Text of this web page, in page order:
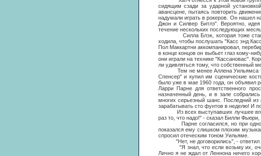
сидящим сзади за ударной
авансцене, пытаясь повторить
надумали играть в рокеров. Он нашел
Джон и Силвер Битлз". Вероятно,
течение нескольких последующих
Силла Блэк, которая тоже станет
ходила, чтобы послушать "Касс энд
Пол Маккартни аккомпанировал,
в конце концов он выбьет глаз кому-
они играли на технике "Кассановас".
ли удивляться тому, что собственный
Тем не менее Аллена Уильямса
Спенсер" и купил им сценические
было уже в мае 1960 года, он объявил
Ларри Парне для ответственного
назначенный день, и в зале
многих серьезный шанс. Последний
зарабатывать сто фунтов в неделю! И
Из всех выступавших лучшее
раз то, что надо!" - сказал Билли
Парне согласился, но при одном
показался ему слишком плохим
спросил отеческим тоном Уильяме.
"Нет, не договорились", - ответил
"Я знал, что если возьму их, очень
Лично я не ждал от Леннона ничего